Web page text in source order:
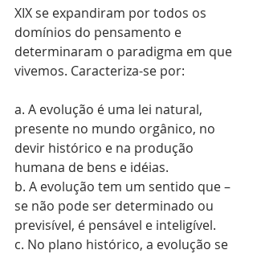
XIX se expandiram por todos os
domínios do pensamento e
determinaram o paradigma em que
vivemos. Caracteriza-se por:
a. A evolução é uma lei natural,
presente no mundo orgânico, no
devir histórico e na produção
humana de bens e idéias.
b. A evolução tem um sentido que –
se não pode ser determinado ou
previsível, é pensável e inteligível.
c. No plano histórico, a evolução se